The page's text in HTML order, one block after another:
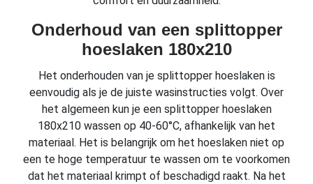
Onderhoud van een splittopper
hoeslaken 180x210
Het onderhouden van je splittopper hoeslaken is
eenvoudig als je de juiste wasinstructies volgt. Over
het algemeen kun je een splittopper hoeslaken
180x210 wassen op 40-60°C, afhankelijk van het
materiaal. Het is belangrijk om het hoeslaken niet op
een te hoge temperatuur te wassen om te voorkomen
dat het materiaal krimpt of beschadigd raakt. Na het